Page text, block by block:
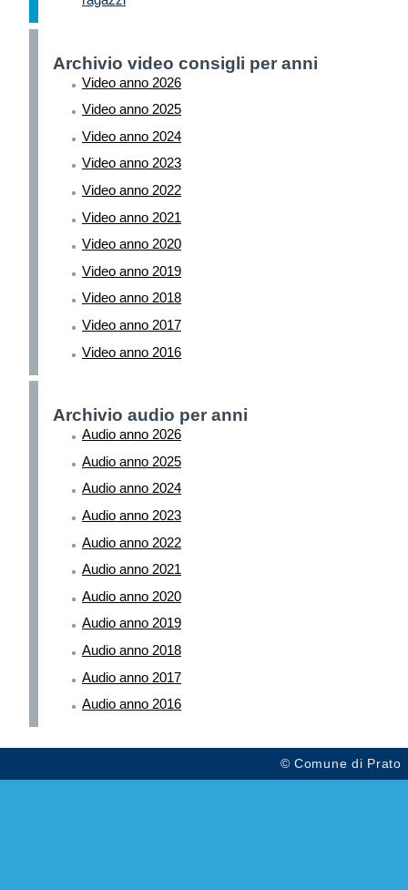
Archivio video consigli per anni
Video anno 2026
Video anno 2025
Video anno 2024
Video anno 2023
Video anno 2022
Video anno 2021
Video anno 2020
Video anno 2019
Video anno 2018
Video anno 2017
Video anno 2016
Archivio audio per anni
Audio anno 2026
Audio anno 2025
Audio anno 2024
Audio anno 2023
Audio anno 2022
Audio anno 2021
Audio anno 2020
Audio anno 2019
Audio anno 2018
Audio anno 2017
Audio anno 2016
© Comune di Prato